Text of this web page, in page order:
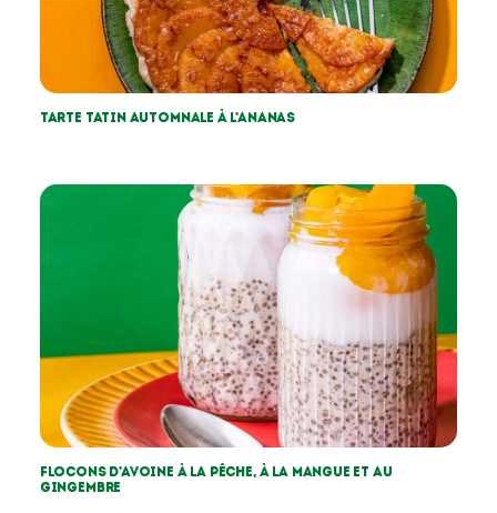
Tarte tatin automnale à l’ananas
Flocons d’avoine à la pêche, à la mangue et au
gingembre